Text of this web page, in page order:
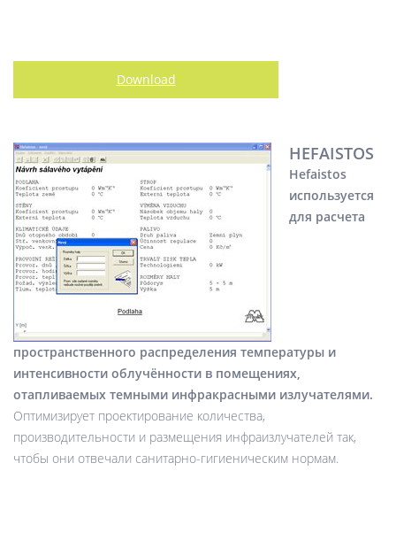
Download
HEFAISTOS
Hefaistos
используется
для расчета
пространственного распределения температуры и
интенсивности облучённости в помещениях,
отапливаемых темными инфракрасными излучателями.
Оптимизирует проектирование количества,
производительности и размещения инфраизлучателей так,
чтобы они отвечали санитарно-гигиеническим нормам.